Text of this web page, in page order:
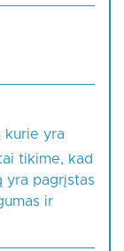
kurie yra
tikime, kad
yra pagrįstas
ir